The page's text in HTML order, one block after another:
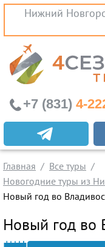
Нижний
Экскурсионные туры
Заграничные
Туры на Черное Море
Вылеты из Нижнего
Горящие туры
Раннее
+7 (831) 4-
Главная
Все туры
Новогодние туры из
Новый год во
Новый год во